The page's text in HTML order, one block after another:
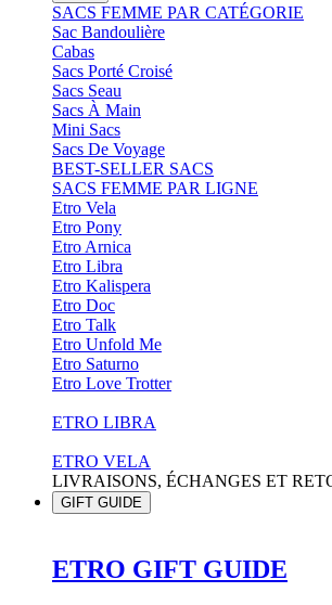
SACS FEMME PAR CATÉGORIE
Sac Bandoulière
Cabas
Sacs Porté Croisé
Sacs Seau
Sacs À Main
Mini Sacs
Sacs De Voyage
BEST-SELLER SACS
SACS FEMME PAR LIGNE
Etro Vela
Etro Pony
Etro Arnica
Etro Libra
Etro Kalispera
Etro Doc
Etro Talk
Etro Unfold Me
Etro Saturno
Etro Love Trotter
ETRO LIBRA
ETRO VELA
LIVRAISONS, ÉCHANGES ET
GIFT GUIDE
ETRO GIFT GUIDE